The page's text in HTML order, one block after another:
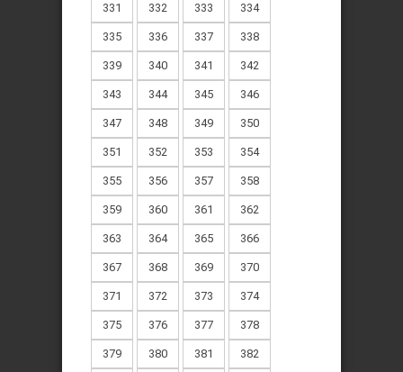
331 332 333 334
335 336 337 338
339 340 341 342
343 344 345 346
347 348 349 350
351 352 353 354
355 356 357 358
359 360 361 362
363 364 365 366
367 368 369 370
371 372 373 374
375 376 377 378
379 380 381 382